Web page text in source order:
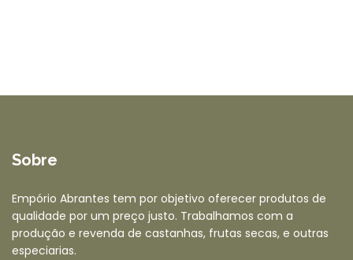
Sobre
Empório Abrantes tem por objetivo oferecer produtos de
qualidade por um preço justo. Trabalhamos com a
produção e revenda de castanhas, frutas secas, e outras
especiarias.